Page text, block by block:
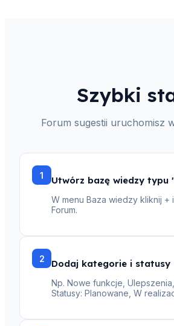
Szybki
Forum sugestii uruchomisz
1 Utwórz bazę wiedzy typu
W menu Baza wiedzy kliknij +
Forum.
2 Dodaj kategorie i statusy
Np. Nowe funkcje,
Statusy: Planowane, W